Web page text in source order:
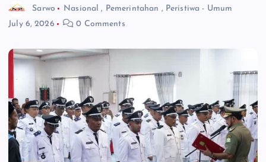
Sarwo Nasional , Pemerintahan , Peristiwa - Umum
July 6, 2026
0 Comments